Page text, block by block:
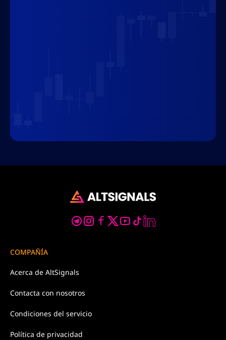
COMPAÑÍA
Acerca de AltSignals
Contacta con nosotros
Condiciones del servicio
Política de privacidad